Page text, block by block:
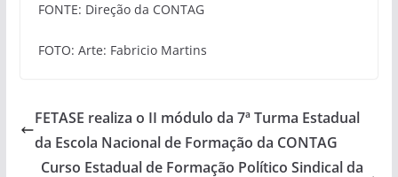
FONTE: Direção da CONTAG
FOTO: Arte: Fabricio Martins
FETASE realiza o II módulo da 7ª Turma Estadual
da Escola Nacional de Formação da CONTAG
Curso Estadual de Formação Político Sindical da